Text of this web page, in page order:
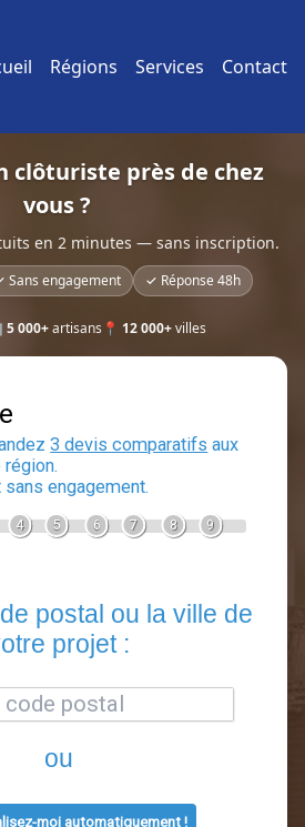
Régions Services Contact
clôturiste près de chez
vous ?
en 2 minutes — sans inscription.
Sans engagement ✓ Réponse 48h
5 000+artisans 📍 12 000+villes
3 devis comparatifs
3 4 5
code postal ou la